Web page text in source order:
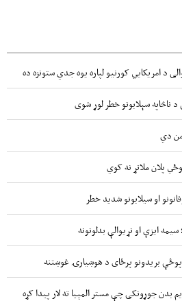
د امریکایي کورنیو لپاره یوه جدي ستونزه ده
ناڅاپه سېلابونو خطر لوړ شوی
دي
پلان ملاتړ نه کوي
ایزې او نړیوالې بدلونونه
پوځې بریدونو پرځای د هوښیارۍ غوښتنه
جوړونکی چې مستر المپیا ته لار پیدا کړه